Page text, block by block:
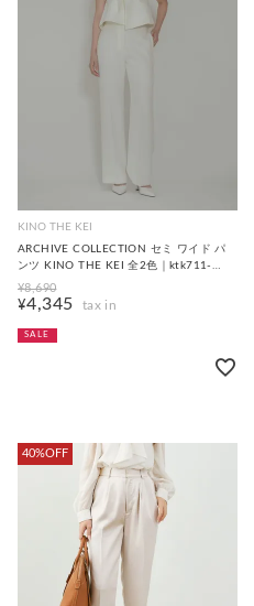
KINO THE KEI
ARCHIVE COLLECTION セミ ワイド パ
ンツ KINO THE KEI 全2色｜ktk711-
0016【2】
¥8,690
¥4,345
SALE
40%OFF